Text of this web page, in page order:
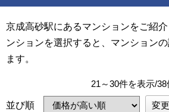
京成高砂駅にあるマンションをご紹
ンションを選択すると、マンション
ます。
21～30件を表示/38
並び順 変